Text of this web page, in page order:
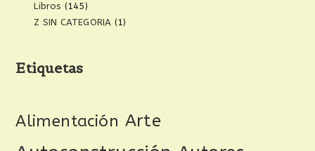
Libros (145)
Z SIN CATEGORIA (1)
Etiquetas
Alimentación Arte